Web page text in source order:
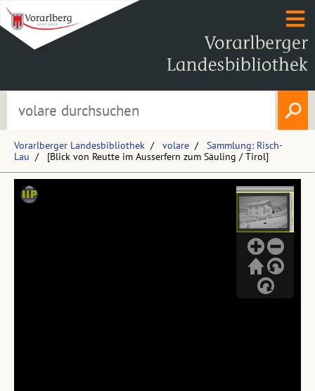
Vorarlberger Landesbibliothek volare
Sammlung: Risch-
Lau
[Blick von Reutte im Ausserfern zum Säuling / Tirol]